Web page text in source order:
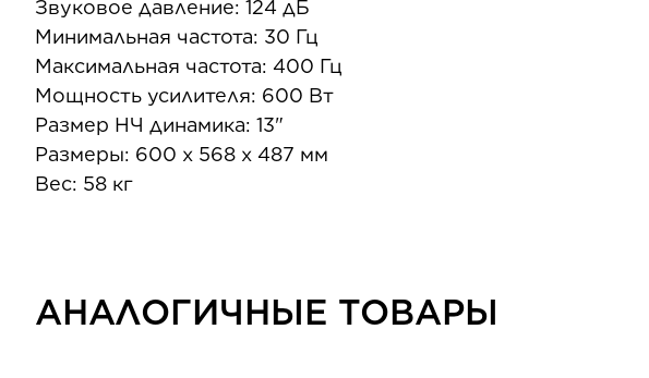
Звуковое давление: 124 дБ
Минимальная частота: 30 Гц
Максимальная частота: 400 Гц
Мощность усилителя: 600 Вт
Размер НЧ динамика: 13"
Размеры: 600 х 568 х 487 мм
Вес: 58 кг
АНАЛОГИЧНЫЕ ТОВАРЫ